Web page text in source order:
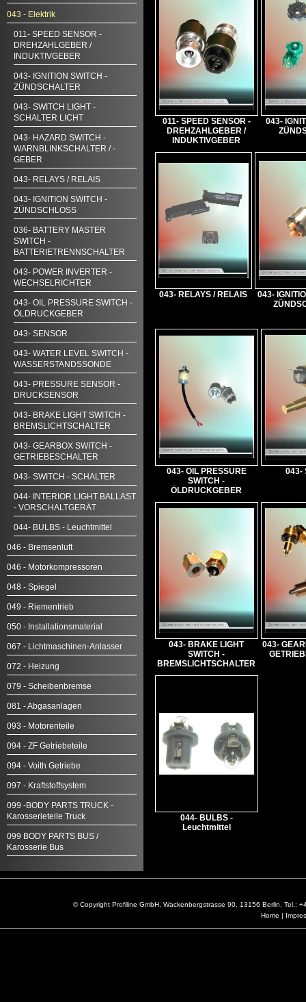
043 - Elektrik
011- SPEED SENSOR -
DREHZAHLGEBER /
INDUKTIVGEBER
043- IGNITION SWITCH -
ZÜNDSCHALTER
043- SWITCH LIGHT -
SCHALTER LICHT
043- HAZARD SWITCH -
WARNBLINKSCHALTER / -
GEBER
043- RELAYS / RELAIS
043- IGNITION SWITCH -
ZÜNDSCHLOSS
036- BATTERY MASTER
SWITCH -
BATTERIETRENNSCHALTER
043- POWER INVERTER -
WECHSELRICHTER
043- OIL PRESSURE SWITCH -
ÖLDRUCKGEBER
043- SENSOR
043- WATER LEVEL SWITCH -
WASSERSTANDSSONDE
043- PRESSURE SENSOR -
DRUCKSENSOR
043- BRAKE LIGHT SWITCH -
BREMSLICHTSCHALTER
043- GEARBOX SWITCH -
GETRIEBESCHALTER
043- SWITCH - SCHALTER
044- INTERIOR LIGHT BALLAST
- VORSCHALTGERÄT
044- BULBS - Leuchtmittel
046 - Bremsenluft
046 - Motorkompressoren
048 - Spiegel
049 - Riementrieb
050 - Installationsmaterial
067 - Lichtmaschinen-Anlasser
072 - Heizung
079 - Scheibenbremse
081 - Abgasanlagen
093 - Motorenteile
094 - ZF Getriebeteile
094 - Voith Getriebe
097 - Kraftstoffsystem
099 -BODY PARTS TRUCK -
Karosserieteile Truck
099 BODY PARTS BUS /
Karosserie Bus
011- SPEED SENSOR -
DREHZAHLGEBER /
INDUKTIVGEBER
043-
043- RELAYS / RELAIS
043-
043- OIL PRESSURE
SWITCH -
ÖLDRUCKGEBER
043-
043- BRAKE LIGHT
SWITCH -
BREMSLICHTSCHALTER
043-
044- BULBS -
Leuchtmittel
© Copyright Profiline GmbH, Wackenbergstrasse 90, 13156 Berlin,
Home |